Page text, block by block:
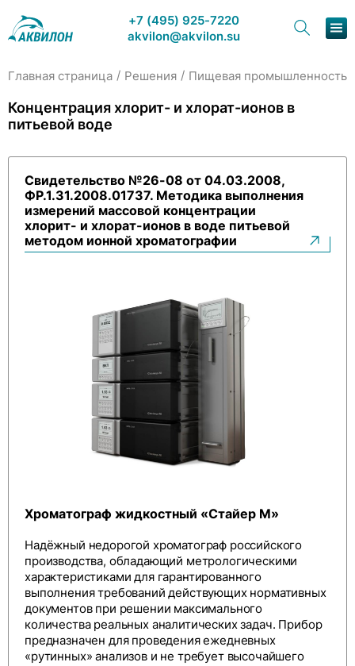
+7 (495) 925-7220
akvilon@akvilon.su
Каталог
Сервис и ремонт
Главная страница / Решения / Пищевая промышленность
Концентрация хлорит- и хлорат-ионов в
питьевой воде
Свидетельство №26-08 от 04.03.2008,
ФР.1.31.2008.01737. Методика выполнения
измерений массовой концентрации
хлорит- и хлорат-ионов в воде питьевой
методом ионной хроматографии
Хроматограф жидкостный «Стайер М»
Надёжный недорогой хроматограф российского
производства, обладающий метрологическими
характеристиками для гарантированного
выполнения требований действующих нормативных
документов при решении максимального
количества реальных аналитических задач. Прибор
предназначен для проведения ежедневных
«рутинных» анализов и не требует высочайшего